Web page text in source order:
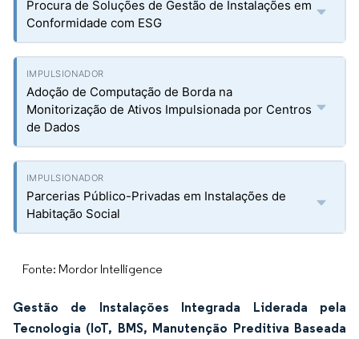
Procura de Soluções de Gestão de Instalações em
Conformidade com ESG
Adoção de Computação de Borda na
Monitorização de Ativos Impulsionada por Centros
de Dados
Parcerias Público-Privadas em Instalações de
Habitação Social
Fonte: Mordor Intelligence
Gestão de Instalações Integrada Liderada pela
Tecnologia (IoT, BMS, Manutenção Preditiva Baseada